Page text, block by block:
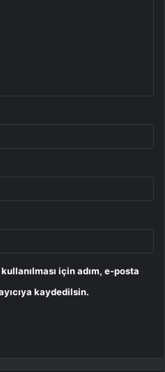
için adım, e-posta
kaydedilsin.